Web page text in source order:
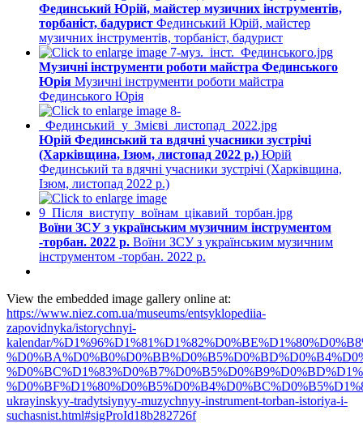
Фединський Юрій, майстер музичних інструментів,
торбаніст, бадурист Фединський Юрій, майстер
музичних інструментів, торбаніст, бадурист
Музичні інструменти роботи майстра Фединського
Юрія Музичні інструменти роботи майстра
Фединського Юрія
Юрій Фединський та вдячні учасники зустрічі
(Харківщина, Ізюм, листопад 2022 р.) Юрій
Фединський та вдячні учасники зустрічі (Харківщина,
Ізюм, листопад 2022 р.)
Воїни ЗСУ з українським музичним інструментом
-торбан. 2022 р. Воїни ЗСУ з українським музичним
інструментом -торбан. 2022 р.
View the embedded image gallery online at:
https://www.niez.com.ua/museums/entsyklopediia-
zapovidnyka/istorychnyi-
kalendar/
ukrayinskyy-tradytsiynyy-muzychnyy-instrument-torban-istoriya-i-
suchasnist.html#sigProId18b282726f